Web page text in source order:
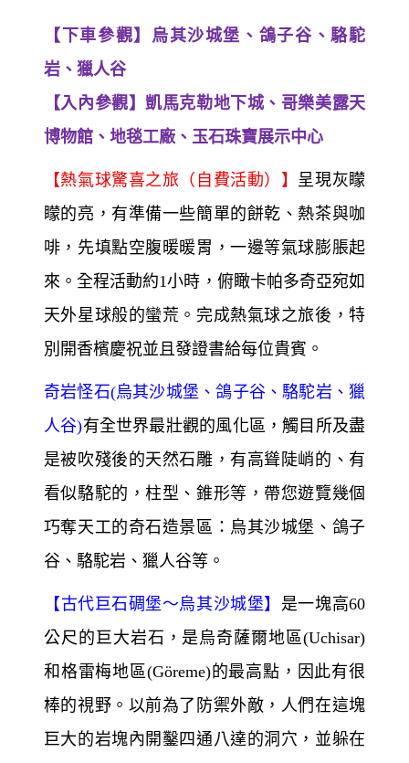
【下車參觀】烏其沙城堡、鴿子谷、駱駝
岩、獵人谷
【入內參觀】凱馬克勒地下城、哥樂美露天
博物館、地毯工廠、玉石珠寶展示中心
【熱氣球驚喜之旅（自費活動）】 呈現灰矇
矇的亮，有準備一些簡單的餅乾、熱茶與咖
啡，先填點空腹暖暖胃，一邊等氣球膨脹起
來。全程活動約1小時，俯瞰卡帕多奇亞宛如
天外星球般的蠻荒。完成熱氣球之旅後，特
別開香檳慶祝並且發證書給每位貴賓。
奇岩怪石(烏其沙城堡、鴿子谷、駱駝岩、獵
人谷)有全世界最壯觀的風化區，觸目所及盡
是被吹殘後的天然石雕，有高聳陡峭的、有
看似駱駝的，柱型、錐形等，帶您遊覽幾個
巧奪天工的奇石造景區：烏其沙城堡、鴿子
谷、駱駝岩、獵人谷等。
【 古代巨石碉堡～烏其沙城堡】 是一塊高60
公尺的巨大岩石，是烏奇薩爾地區(Uchisar)
和格雷梅地區(Göreme)的最高點，因此有很
棒的視野。以前為了防禦外敵，人們在這塊
巨大的岩塊內開鑿四通八達的洞穴，並躲在